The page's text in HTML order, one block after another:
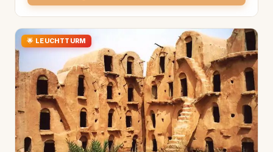
🌟 LEUCHTTURM